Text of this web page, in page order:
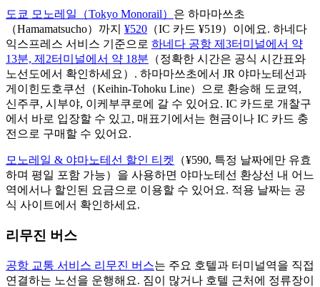
도쿄 모노레일（Tokyo Monorail） 은 하마마쓰초
（Hamamatsucho）까지 ¥520 （IC 카드 ¥519）이에요. 하네다
익스프레스 서비스 기준으로 하네다 공항 제3터미널에서 약
13분, 제2터미널에서 약 18분 （정확한 시간은 공식 시간표와
노선도에서 확인하세요）. 하마마쓰초에서 JR 야마노테선과
게이힌도호쿠선（Keihin-Tohoku Line）으로 환승해 도쿄역,
신주쿠, 시부야, 이케부쿠로에 갈 수 있어요. IC 카드로 개찰구
에서 바로 입장할 수 있고, 매표기에서는 현금이나 IC 카드 충
전으로 구매할 수 있어요.
모노레일 & 야마노테선 할인 티켓
（¥590, 특정 날짜에만 유효
하며 평일 포함 가능）을 사용하면 야마노테선 환상선 내 어느
역에서나 할인된 요금으로 이용할 수 있어요. 적용 날짜는 공
식 사이트에서 확인하세요.
리무진 버스
공항 교통 서비스 리무진 버스는 주요 호텔과 터미널역을 직접
연결하는 노선을 운행해요. 짐이 많거나 호텔 근처에 정류장이